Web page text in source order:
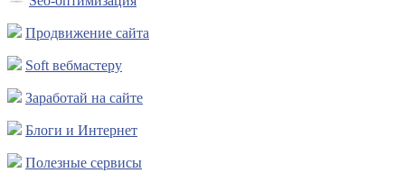
Продвижение сайта
Soft вебмастеру
Заработай на сайте
Блоги и Интернет
Полезные сервисы